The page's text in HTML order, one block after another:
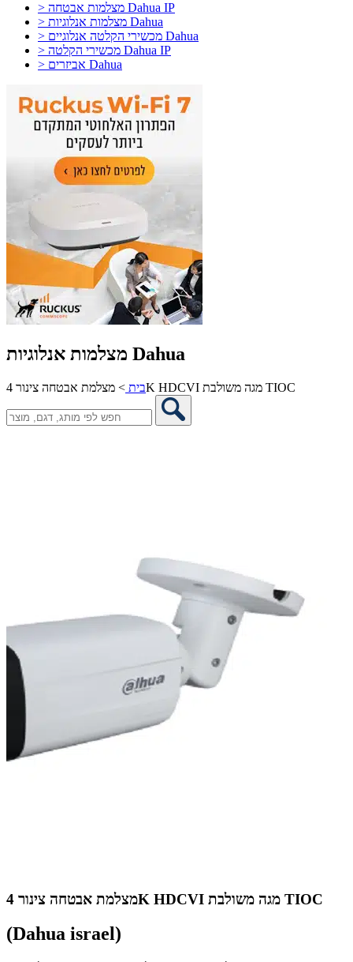
> מצלמות אבטחה Dahua IP
> מצלמות אנלוגיות Dahua
> מכשירי הקלטה אנלוגיים Dahua
> מכשירי הקלטה Dahua IP
> אביזרים Dahua
מצלמות אנלוגיות Dahua
בית > מצלמת אבטחה צינור 4K HDCVI מגה משולבת TIOC
מצלמת אבטחה צינור 4K HDCVI מגה משולבת TIOC
(Dahua israel)